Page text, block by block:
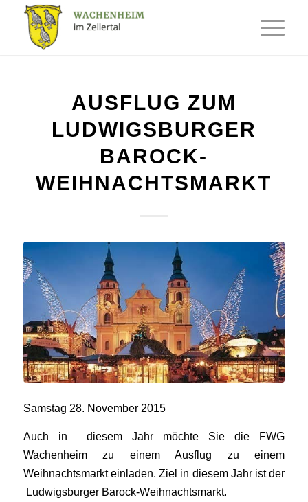
AUSFLUG ZUM
LUDWIGSBURGER
BAROCK-
WEIHNACHTSMARKT
Samstag 28. November 2015
Auch in diesem Jahr möchte Sie die FWG
Wachenheim zu einem Ausflug zu einem
Weihnachtsmarkt einladen. Ziel in diesem Jahr ist der
Ludwigsburger Barock-Weihnachtsmarkt.